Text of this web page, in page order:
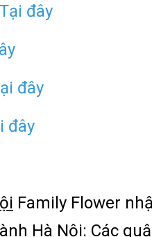
đây
đây
đây
Family Flower
Hà Nội: Các